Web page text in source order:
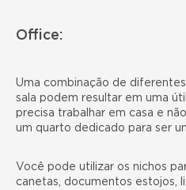
Office:
Uma combinação de
sala podem resultar em uma
precisa trabalhar em casa e
um quarto dedicado para ser
Você pode utilizar os nichos
canetas, documentos estojos,